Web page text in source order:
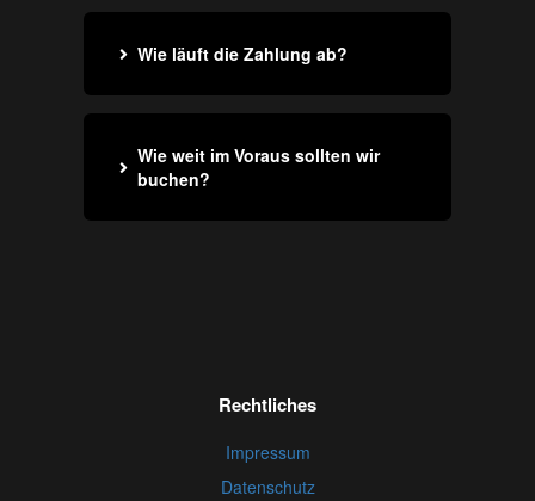
Wie läuft die Zahlung ab?
Wie weit im Voraus sollten wir
buchen?
Rechtliches
Impressum
Datenschutz